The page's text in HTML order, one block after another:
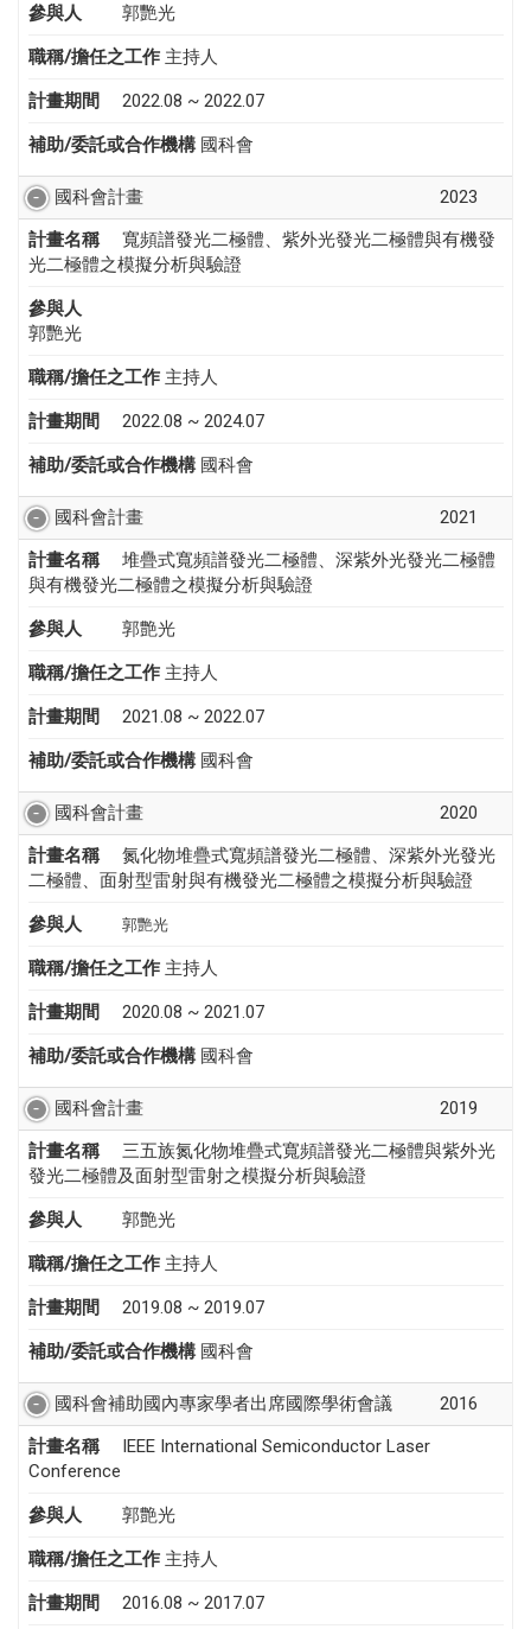
參與人 郭艷光
職稱/擔任之工作 主持人
計畫期間 2022.08 ~ 2022.07
補助/委託或合作機構 國科會
國科會計畫
2023
計畫名稱
寬頻譜發光二極體、紫外光發光二極體與有機發
光二極體之模擬分析與驗證
參與人
郭艷光
職稱/擔任之工作 主持人
計畫期間 2022.08 ~ 2024.07
補助/委託或合作機構 國科會
國科會計畫
2021
計畫名稱
堆疊式寬頻譜發光二極體、深紫外光發光二極體
與有機發光二極體之模擬分析與驗證
參與人 郭艶光
職稱/擔任之工作 主持人
計畫期間 2021.08 ~ 2022.07
補助/委託或合作機構 國科會
國科會計畫
2020
計畫名稱
氮化物堆疊式寬頻譜發光二極體、深紫外光發光
二極體、面射型雷射與有機發光二極體之模擬分析與驗證
參與人 郭艷光
職稱/擔任之工作 主持人
計畫期間 2020.08 ~ 2021.07
補助/委託或合作機構 國科會
國科會計畫
2019
計畫名稱
三五族氮化物堆疊式寬頻譜發光二極體與紫外光
發光二極體及面射型雷射之模擬分析與驗證
參與人 郭艶光
職稱/擔任之工作 主持人
計畫期間 2019.08 ~ 2019.07
補助/委託或合作機構 國科會
國科會補助國內專家學者出席國際學術會議
2016
計畫名稱
IEEE International Semiconductor Laser
Conference
參與人 郭艶光
職稱/擔任之工作 主持人
計畫期間 2016.08 ~ 2017.07